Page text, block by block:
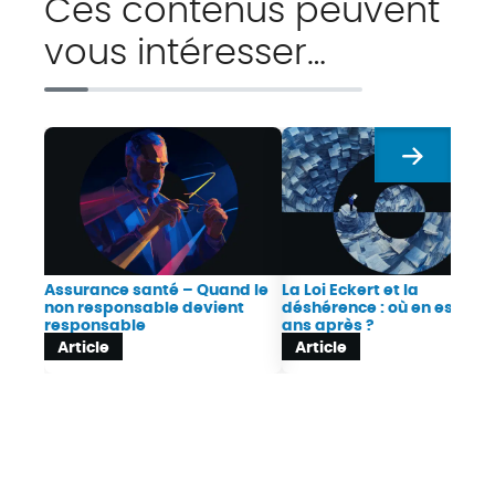
vous intéresser…
Assurance santé – Quand le
non responsable devient
responsable
Article
La Loi Eckert et la
déshérence : où en est-on
ans après ?
Article
Suivant